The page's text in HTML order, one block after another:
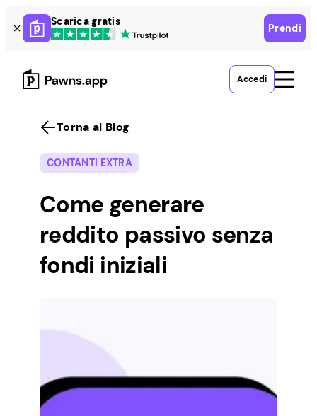
Skip
to
content
Scarica gratis
Prendi
Accedi
Torna al Blog
CONTANTI EXTRA
Come generare
reddito passivo senza
fondi iniziali